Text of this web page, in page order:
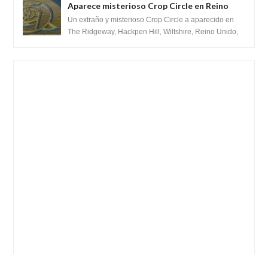
Aparece misterioso Crop Circle en Reino
Unido 23 de junio 2016
Un extraño y misterioso Crop Circle a aparecido en
The Ridgeway, Hackpen Hill, Wiltshire, Reino Unido,